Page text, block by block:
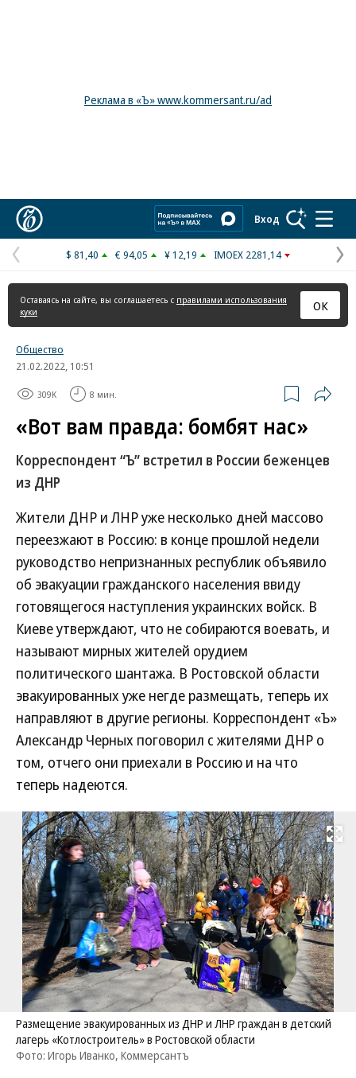
Реклама в «Ъ» www.kommersant.ru/ad
Вход
Предыдущая
страница
$ 81,40 € 94,05 ¥ 12,19 IMOEX 2281,14
Оставаясь на сайте, вы соглашаетесь с правилами использования
куки
ОК
Общество
21.02.2022, 10:51
309K 8 мин.
«Вот вам правда: бомбят нас»
Корреспондент “Ъ” встретил в России беженцев
из ДНР
Жители ДНР и ЛНР уже несколько дней массово
переезжают в Россию: в конце прошлой недели
руководство непризнанных республик объявило
об эвакуации гражданского населения ввиду
готовящегося наступления украинских войск. В
Киеве утверждают, что не собираются воевать, и
называют мирных жителей орудием
политического шантажа. В Ростовской области
эвакуированных уже негде размещать, теперь их
направляют в другие регионы. Корреспондент «Ъ»
Александр Черных поговорил с жителями ДНР о
том, отчего они приехали в Россию и на что
теперь надеются.
Развернуть
Размещение эвакуированных из ДНР и ЛНР граждан в детский
лагерь «Котлостроитель» в Ростовской области
Фото: Игорь Иванко, Коммерсантъ